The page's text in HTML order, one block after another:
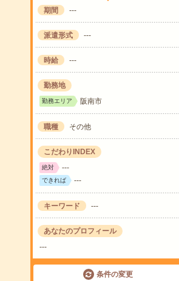
期間 ---
派遣形式 ---
時給 ---
勤務地
勤務エリア 阪南市
職種 その他
こだわりINDEX
絶対 ---
できれば ---
キーワード ---
あなたのプロフィール
---
条件の変更